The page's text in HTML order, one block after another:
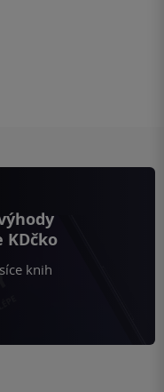
KDčko
knih